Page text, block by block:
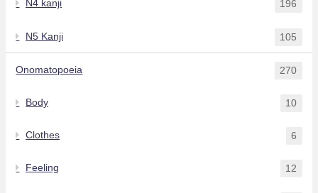
N4 kanji 196
N5 Kanji 105
Onomatopoeia 270
Body 10
Clothes 6
Feeling 12